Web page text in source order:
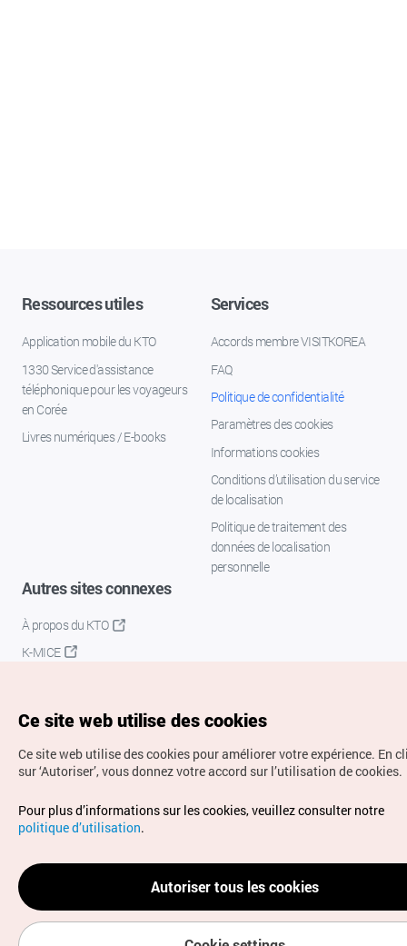
Ressources utiles
Application mobile du KTO
1330 Service d'assistance
téléphonique pour les voyageurs
en Corée
Livres numériques / E-books
Services
Accords membre VISITKOREA
FAQ
Politique de confidentialité
Paramètres des cookies
Informations cookies
Conditions d’utilisation du service
de localisation
Politique de traitement des
données de localisation
personnelle
Autres sites connexes
À propos du KTO
K-MICE
Droits d’auteur (c) Office National du Tourisme en Corée.
Tous droits réservés.
Pour les rapports d'erreurs et demandes de renseignements,
adressez vos demandes à
info.ontc@gmail.com
Ce site web utilise des cookies
Ce site web utilise des cookies pour améliorer votre expérience. En
sur ‘Autoriser’, vous donnez votre accord sur l’utilisation de cookies.
Pour plus d’informations sur les cookies, veuillez consulter notre
politique d’utilisation.
Autoriser tous les cookies